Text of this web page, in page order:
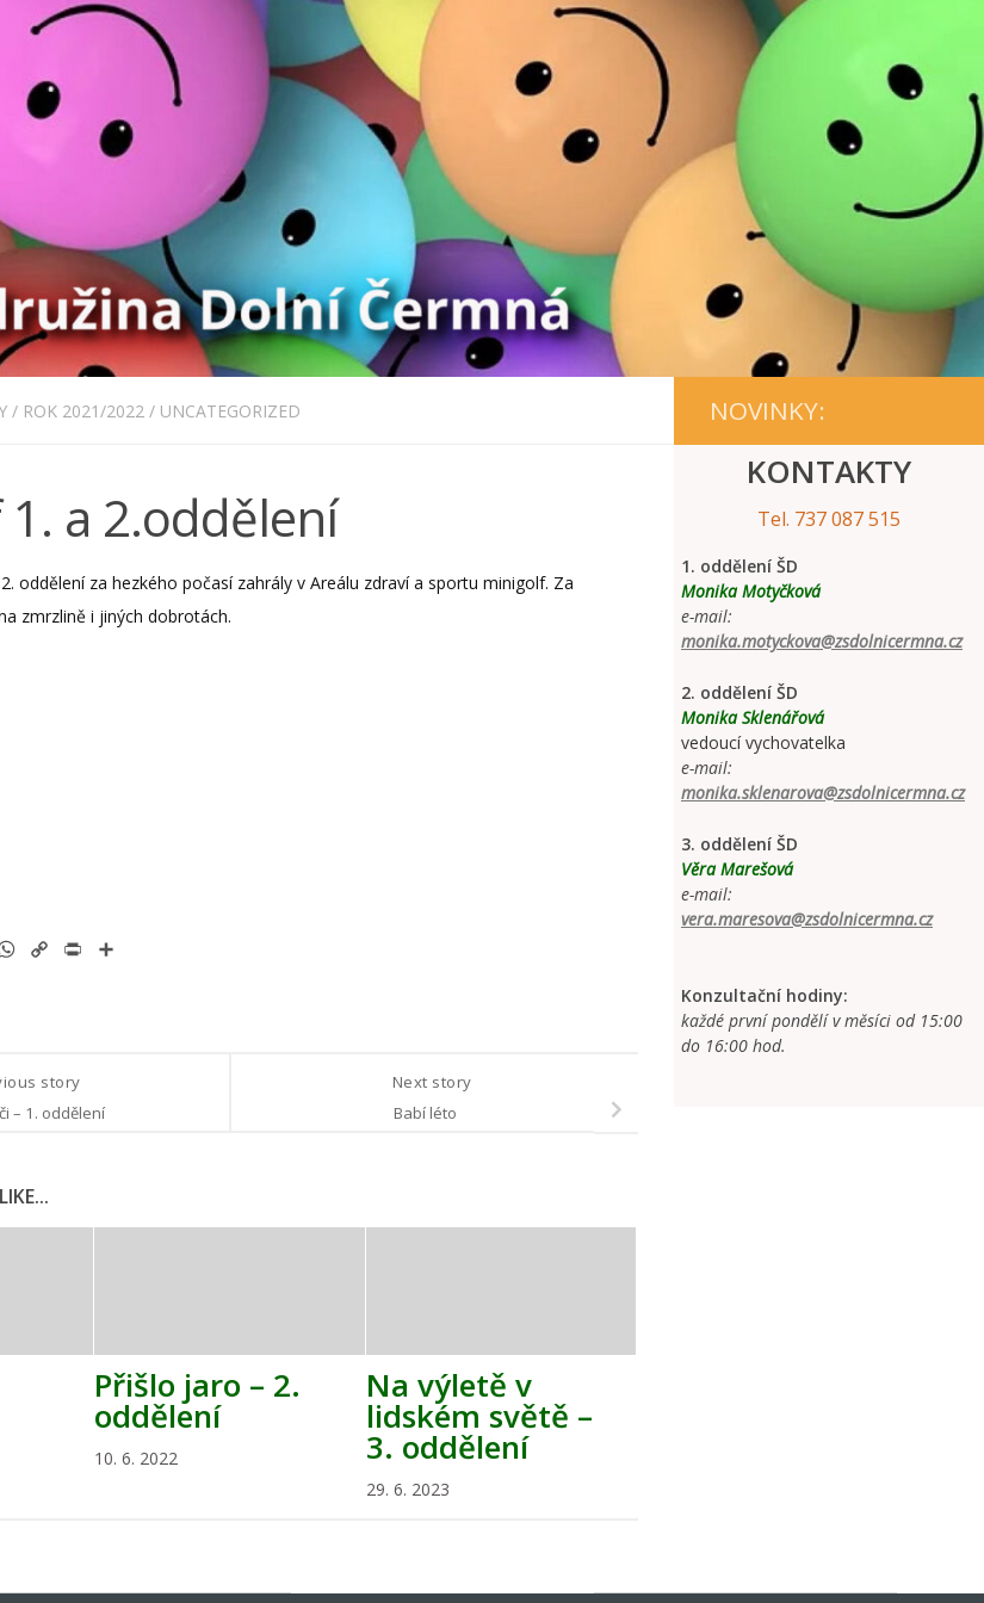
/ ROK 2021/2022 / UNCATEGORIZED
a 2.oddělení
oddělení za hezkého počasí zahrály v Areálu zdraví a sportu minigolf. Za
zmrzlině i jiných dobrotách.
WhatsApp
Copy
Print
Next story
Babí léto
story
– 1. oddělení
Přišlo jaro – 2.
oddělení
10. 6. 2022
Na výletě v
lidském světě –
3. oddělení
29. 6. 2023
NOVINKY:
KONTAKTY
Tel. 737 087 515
1. oddělení ŠD
Monika Motyčková
e-mail:
monika.motyckova@zsdolnicermna.cz
2. oddělení ŠD
Monika Sklenářová
vedoucí vychovatelka
e-mail:
monika.sklenarova@zsdolnicermna.cz
3. oddělení ŠD
Věra Marešová
e-mail:
vera.maresova@zsdolnicermna.cz
Konzultační hodiny:
každé první pondělí v měsíci od 15:00
do 16:00 hod.